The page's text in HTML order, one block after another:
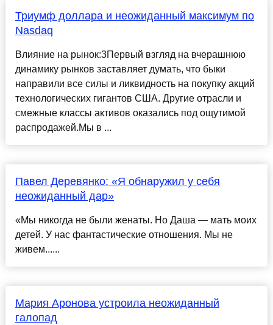
Триумф доллара и неожиданный максимум по
Nasdaq
Влияние на рынок:3Первый взгляд на вчерашнюю
динамику рынков заставляет думать, что быки
направили все силы и ликвидность на покупку акций
технологических гигантов США. Другие отрасли и
смежные классы активов оказались под ощутимой
распродажей.Мы в ...
Павел Деревянко: «Я обнаружил у себя
неожиданный дар»
«Мы никогда не были женаты. Но Даша — мать моих
детей. У нас фантастические отношения. Мы не
живем......
Мария Аронова устроила неожиданный
галопад